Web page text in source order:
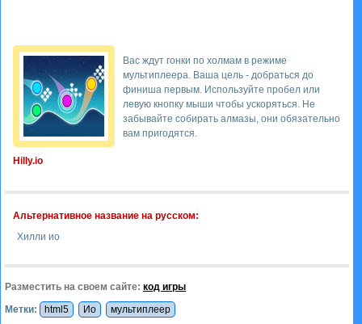
Hilly.io
Вас ждут гонки по холмам в режиме
мультиплеера. Ваша цель - добраться до
финиша первым. Используйте пробел или
левую кнопку мыши чтобы ускоряться. Не
забывайте собирать алмазы, они обязательно
вам пригодятся.
Альтернативное название на русском:
Хилли ио
Разместить на своем сайте: код игры
Метки:
html5 Ио мультиплеер